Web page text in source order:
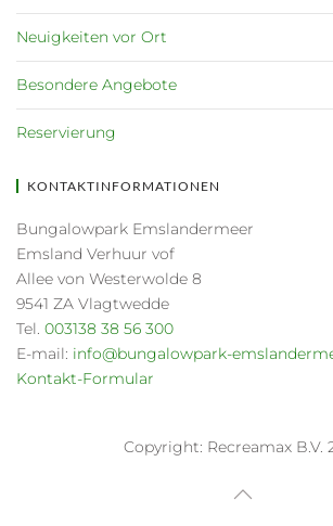
Neuigkeiten vor Ort
Besondere Angebote
Reservierung
KONTAKTINFORMATIONEN
Bungalowpark Emslandermeer
Emsland Verhuur vof
Allee von Westerwolde 8
9541 ZA Vlagtwedde
Tel. 003138 38 56 300
E-mail: info@bungalowpark-
Kontakt-Formular
Copyright: Recreamax B.V.